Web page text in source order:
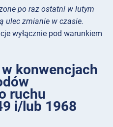
po raz ostatni w lutym
ulec zmianie w czasie.
wyłącznie pod warunkiem
konwencjach
ruchu
i/lub 1968